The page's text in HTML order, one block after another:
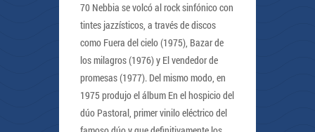
70 Nebbia se volcó al rock sinfónico con
tintes jazzísticos, a través de discos
como Fuera del cielo (1975), Bazar de
los milagros (1976) y El vendedor de
promesas (1977). Del mismo modo, en
1975 produjo el álbum En el hospicio del
dúo Pastoral, primer vinilo eléctrico del